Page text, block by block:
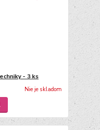
- 3 ks
Nie je skladom